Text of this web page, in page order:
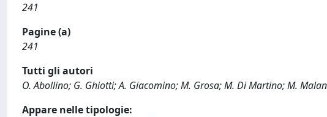
241
Pagine (a)
241
Tutti gli autori
O. Abollino; G. Ghiotti; A. Giacomino; M. Grosa; M. Di Martino; M.
Appare nelle tipologie: